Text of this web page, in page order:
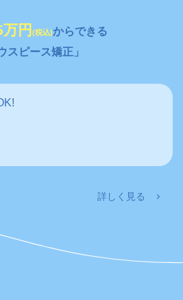
円 (税込)からできる
スピース矯正」
詳しく見る